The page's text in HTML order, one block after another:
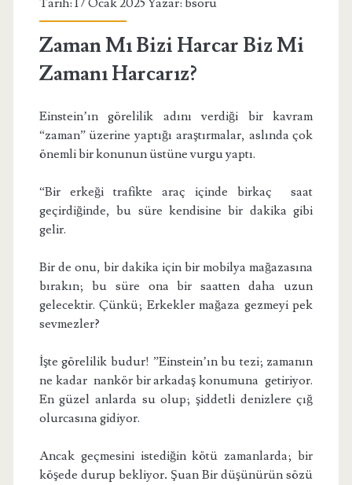
Tarih: 17 Ocak 2025 Yazar: bsoru
Zaman Mı Bizi Harcar Biz Mi
Zamanı Harcarız?
Einstein’ın görelilik adını verdiği bir kavram
“zaman” üzerine yaptığı araştırmalar, aslında çok
önemli bir konunun üstüne vurgu yaptı.
“Bir erkeği trafikte araç içinde birkaç saat
geçirdiğinde, bu süre kendisine bir dakika gibi
gelir.
Bir de onu, bir dakika için bir mobilya mağazasına
bırakın; bu süre ona bir saatten daha uzun
gelecektir. Çünkü; Erkekler mağaza gezmeyi pek
sevmezler?
İşte görelilik budur! ”Einstein’ın bu tezi; zamanın
ne kadar nankör bir arkadaş konumuna getiriyor.
En güzel anlarda su olup; şiddetli denizlere çığ
olurcasına gidiyor.
Ancak geçmesini istediğin kötü zamanlarda; bir
köşede durup bekliyor. Şuan Bir düşünürün sözü